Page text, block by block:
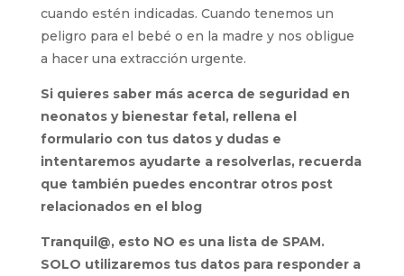
cuando estén indicadas. Cuando tenemos un
peligro para el bebé o en la madre y nos obligue
a hacer una extracción urgente.
Si quieres saber más acerca de seguridad en
neonatos y bienestar fetal, rellena el
formulario con tus datos y dudas e
intentaremos ayudarte a resolverlas, recuerda
que también puedes encontrar otros post
relacionados en el blog
Tranquil@, esto NO es una lista de SPAM.
SOLO utilizaremos tus datos para responder a